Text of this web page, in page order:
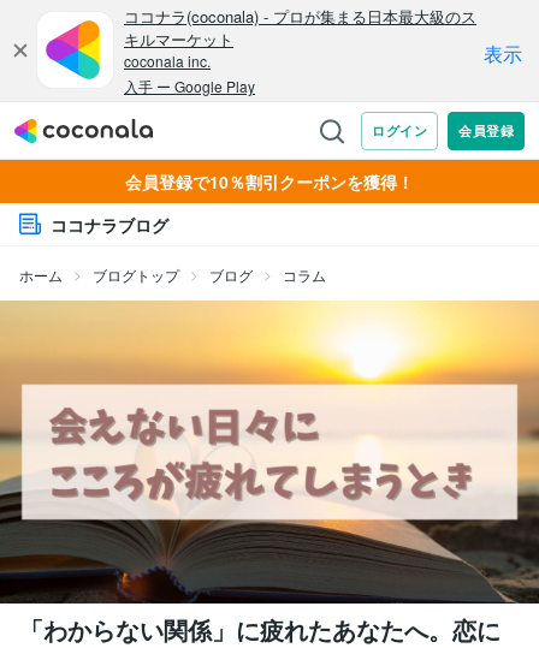
会員登録で10％割引クーポンを獲得！
ココナラブログ
ホーム ブログトップ ブログ コラム
「わからない関係」に疲れたあなたへ。恋に